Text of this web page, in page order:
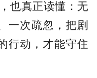
也真正读懂：无
一次疏忽，把剧
行动，才能守住